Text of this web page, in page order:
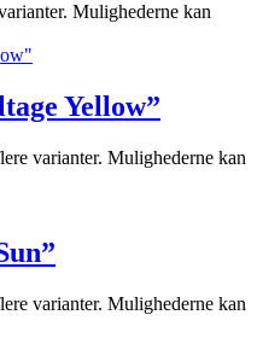
Mulighederne kan
Yellow”
varianter. Mulighederne kan
varianter. Mulighederne kan